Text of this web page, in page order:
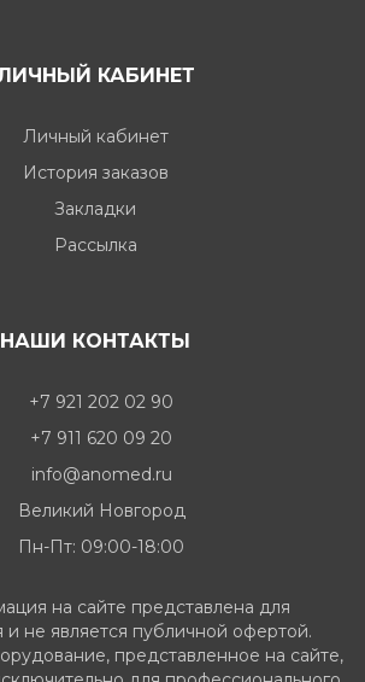
КАБИНЕТ
Личный кабинет
История заказов
Закладки
Рассылка
НАШИ КОНТАКТЫ
+7 921 202 02 90
+7 911 620 09 20
info@anomed.ru
Великий Новгород
Пн-Пт: 09:00-18:00
на сайте представлена для
и не является публичной офертой.
представленное на сайте,